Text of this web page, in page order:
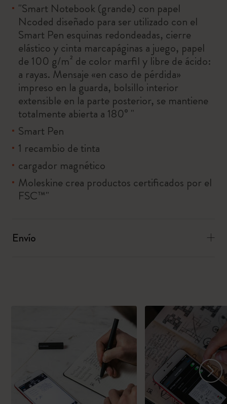
"Smart Notebook (grande) con papel
Ncoded diseñado para ser utilizado con el
Smart Pen esquinas redondeadas, cierre
elástico y cinta marcapáginas a juego, papel
de 100 g/m² de color marfil y libre de ácido:
a rayas. Mensaje «en caso de pérdida»
impreso en la guarda, bolsillo interior
extensible en la parte posterior, se mantiene
totalmente abierta a 180° "
Smart Pen
1 recambio de tinta
cargador magnético
Moleskine crea productos certificados por el
FSC™"
Envío